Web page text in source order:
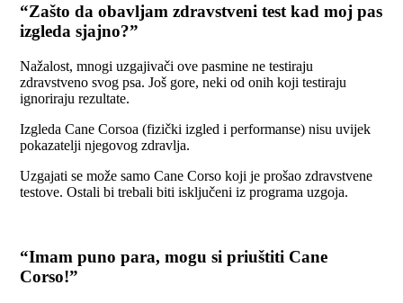
“Zašto da obavljam zdravstveni test kad moj pas
izgleda sjajno?”
Nažalost, mnogi uzgajivači ove pasmine ne testiraju
zdravstveno svog psa. Još gore, neki od onih koji testiraju
ignoriraju rezultate.
Izgleda Cane Corsoa (fizički izgled i performanse) nisu uvijek
pokazatelji njegovog zdravlja.
Uzgajati se može samo Cane Corso koji je prošao zdravstvene
testove. Ostali bi trebali biti isključeni iz programa uzgoja.
“Imam puno para, mogu si priuštiti Cane
Corso!”